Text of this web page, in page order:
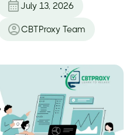
July 13, 2026
CBTProxy Team